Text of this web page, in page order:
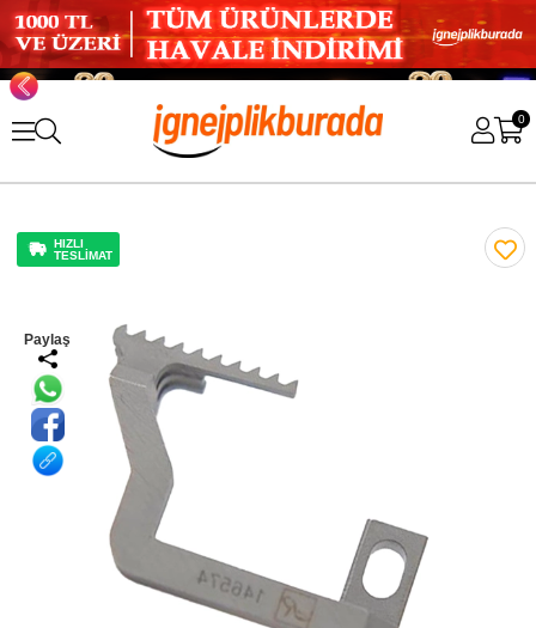
0
HIZLI
TESLİMAT
Paylaş